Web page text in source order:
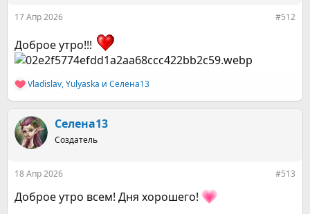
17 Апр 2026 #512
Доброе утро!!!
Р
е
к
ц
и
Vladislav,Yulyaska и Селена13
Селена13
Создатель
18 Апр 2026 #513
Доброе утро всем! Дня хорошего!